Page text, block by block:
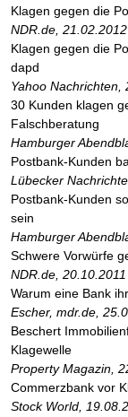
Klagen gegen die
NDR.de, 21.02.2012
Klagen gegen die
dapd
Yahoo Nachrichten,
30 Kunden klagen
Falschberatung
Hamburger
Postbank-Kunden
Lübecker
Postbank-Kunden
sein
Hamburger
Schwere Vorwürfe
NDR.de, 20.10.2011
Warum eine Bank
Escher, mdr.de,
Beschert
Klagewelle
Property Magazin,
Commerzbank vor
Stock World,